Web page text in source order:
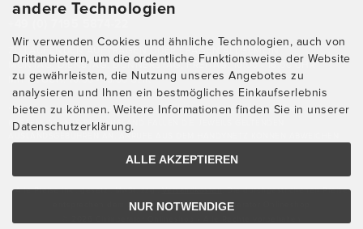
ZU LAUFENDEN AUFTRÄGEN ODER FRAGEN ALLGEMEIN:
MONTAG, DIENSTAG, DONNERSTAG, FREITAG: 10:00 - 16:00 UHR
MITTWOCH: 10:00 - 18:00 UHR
* KOSTEN: NORMALER ORTSTARIF DE, MIT FLATRATEVERTRAG NATÜRLICH
KOSTENLOS. AUS DEM AUSLAND FALLEN DIE JEWEILS GELTENDEN
Alle Preise inkl. gesetzl. MwSt. zzgl.Versandkosten. Die durchgestrichenen Preise
entsprechen dem bisherigen Preis bei Chimperator Onlineshop
andere Technologien
Wir verwenden Cookies und ähnliche Technologien, auch von
Drittanbietern, um die ordentliche Funktionsweise der Website
zu gewährleisten, die Nutzung unseres Angebotes zu
analysieren und Ihnen ein bestmögliches Einkaufserlebnis
bieten zu können. Weitere Informationen finden Sie in unserer
Datenschutzerklärung.
ALLE AKZEPTIEREN
NUR NOTWENDIGE